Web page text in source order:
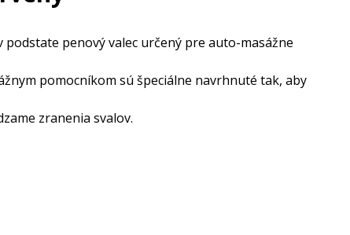
podstate penový valec určený pre auto-masážne
pomocníkom sú špeciálne navrhnuté tak, aby
zranenia svalov.